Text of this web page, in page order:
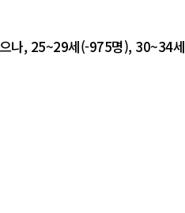
나, 25~29세(-975명), 30~34세